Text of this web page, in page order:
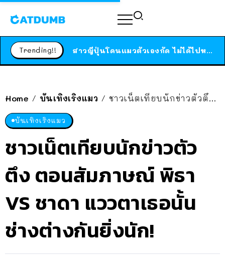
Trending!! ได้เวลาเด็กหนวดรวมตัว RF Online Next เปิดให้เล่นแล้ว เกม Sci-Fi MMORPG ระดับตำนาน เล่นได้ทั้งมือถือและ PC
สาวญี่ปุ่นโดนแมวตัวเองกัด ไม่ได้ไปหาหมอตั้งแต่เนิ่นๆ สุดท้ายขาบวม กลายเป็นโรคเนื้อเน่า เตือนทาสแมวทั้งหลายให้ระวัง
Home / บันเทิงเริงแมว / ชาวเน็ตเทียบนักข่าวตัวตึง ตอนสัมภาษณ์ พิธา VS ชาดา แววตาเธอนั้นช่างต่างกันยิ่งนัก!
บันเทิงเริงแมว
ชาวเน็ตเทียบนักข่าวตัว
ตึง ตอนสัมภาษณ์ พิธา
VS ชาดา แววตาเธอนั้น
ช่างต่างกันยิ่งนัก!